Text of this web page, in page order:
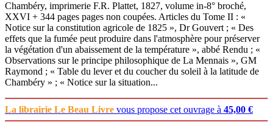
Chambéry, imprimerie F.R. Plattet, 1827, volume in-8° broché,
XXVI + 344 pages pages non coupées. Articles du Tome II : «
Notice sur la constitution agricole de 1825 », Dr Gouvert ; « Des
effets que la fumée peut produire dans l'atmosphère pour préserver
la végétation d'un abaissement de la température », abbé Rendu ; «
Observations sur le principe philosophique de La Mennais », GM
Raymond ; « Table du lever et du coucher du soleil à la latitude de
Chambéry » ; « Notice sur la situation...
La librairie Le Beau Livre vous propose cet ouvrage à 45,00 €